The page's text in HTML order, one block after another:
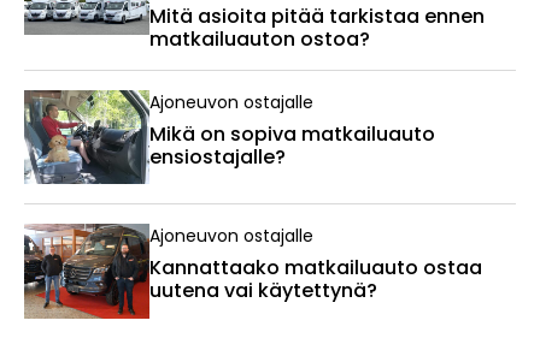
Mitä asioita pitää tarkistaa ennen
matkailuauton ostoa?
Ajoneuvon ostajalle
Mikä on sopiva matkailuauto
ensiostajalle?
Ajoneuvon ostajalle
Kannattaako matkailuauto ostaa
uutena vai käytettynä?